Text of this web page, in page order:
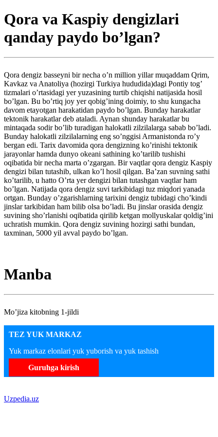
Qora va Kaspiy dengizlari
qanday paydo bo’lgan?
Qora dengiz basseyni bir necha o’n million yillar muqaddam Qrim,
Kavkaz va Anatoliya (hozirgi Turkiya hududida)dagi Pontiy tog’
tizmalari o’rtasidagi yer yuzasining turtib chiqishi natijasida hosil
bo’lgan. Bu bo’rtiq joy yer qobig’ining doimiy, to shu kungacha
davom etayotgan harakatidan paydo bo’lgan. Bunday harakatlar
tektonik harakatlar deb ataladi. Aynan shunday harakatlar bu
mintaqada sodir bo’lib turadigan halokatli zilzilalarga sabab bo’ladi.
Bunday halokatli zilzilalarning eng so’nggisi Armanistonda ro’y
bergan edi. Tarix davomida qora dengizning ko’rinishi tektonik
jarayonlar hamda dunyo okeani sathining ko’tarilib tushishi
oqibatida bir necha marta o’zgargan. Bir vaqtlar qora dengiz Kaspiy
dengizi bilan tutashib, ulkan ko’l hosil qilgan. Ba’zan suvning sathi
ko’tarilib, u hatto O’rta yer dengizi bilan tutashgan vaqtlar ham
bo’lgan. Natijada qora dengiz suvi tarkibidagi tuz miqdori yanada
ortgan. Bunday o’zgarishlarning tarixini dengiz tubidagi cho’kindi
jinslar tarkibidan ham bilib olsa bo’ladi. Bu jinslar orasida dengiz
suvining sho’rlanishi oqibatida qirilib ketgan mollyuskalar qoldig’ini
uchratish mumkin. Qora dengiz suvining hozirgi sathi bundan,
taxminan, 5000 yil avval paydo bo’lgan.
Manba
Mo’jiza kitobning 1-jildi
TEZ YUK MARKAZ
Yuk markaz elonlari yuk yuborish va yuk tashish
Guruhga kirish
Uzpedia.uz